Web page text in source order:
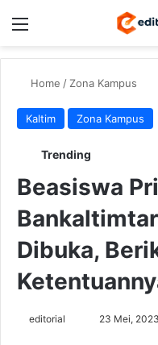
Menu
Home /Zona Kampus
Kaltim Zona Kampus
Trending
Beasiswa
Dibuka,
editorial 23 Mei, 2023